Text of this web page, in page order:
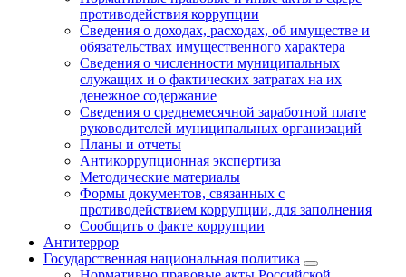
противодействия коррупции
Сведения о доходах, расходах, об имуществе и
обязательствах имущественного характера
Сведения о численности муниципальных
служащих и о фактических затратах на их
денежное содержание
Сведения о среднемесячной заработной плате
руководителей муниципальных организаций
Планы и отчеты
Антикоррупционная экспертиза
Методические материалы
Формы документов, связанных с
противодействием коррупции, для заполнения
Сообщить о факте коррупции
Антитеррор
Государственная национальная политика